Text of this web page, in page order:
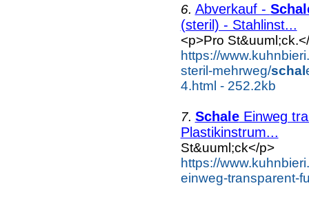
6. Abverkauf -
(steril) - Stahlinst...
<p>Pro
https://
steril-mehrweg/schal
4.html - 252.2kb
7. SchaleEinweg
Plastikinstrum...
St&uuml;ck</p>
https://
einweg-transparent-